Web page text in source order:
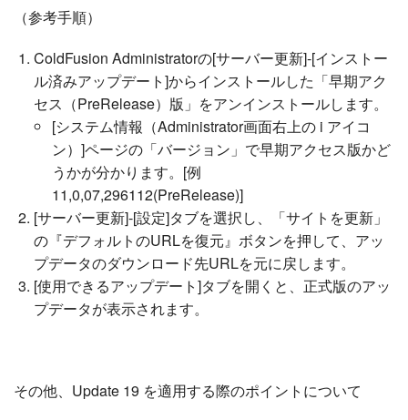
（参考手順）
ColdFusion Administratorの[サーバー更新]-[インストー
ル済みアップデート]からインストールした「早期アク
セス（PreRelease）版」をアンインストールします。
[システム情報（Administrator画面右上の i アイコ
ン）]ページの「バージョン」で早期アクセス版かど
うかが分かります。[例
11,0,07,296112(PreRelease)]
[サーバー更新]-[設定]タブを選択し、「サイトを更新」
の『デフォルトのURLを復元』ボタンを押して、アッ
プデータのダウンロード先URLを元に戻します。
[使用できるアップデート]タブを開くと、正式版のアッ
プデータが表示されます。
その他、Update 19 を適用する際のポイントについて